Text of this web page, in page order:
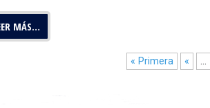
MÁS…
« Primera « ...